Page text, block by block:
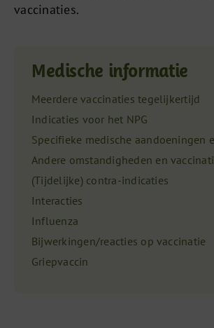
vaccinaties.
Medische informatie
Meerdere vaccinaties tegelijkertijd
Indicaties voor het NPG
Specifieke medische aandoeningen
Andere omstandigheden en
(Tijdelijke) contra-indicaties
Interacties
Influenza
Bijwerkingen/reacties op vaccinatie
Griepvaccin